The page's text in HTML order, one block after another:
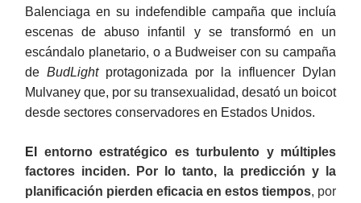
Balenciaga en su indefendible campaña que incluía
escenas de abuso infantil y se transformó en un
escándalo planetario, o a Budweiser con su campaña
de BudLight protagonizada por la influencer Dylan
Mulvaney que, por su transexualidad, desató un boicot
desde sectores conservadores en Estados Unidos.
El entorno estratégico es turbulento y múltiples
factores inciden. Por lo tanto, la predicción y la
planificación pierden eficacia en estos tiempos, por